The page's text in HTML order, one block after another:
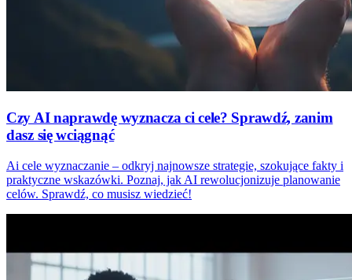
Czy AI naprawdę wyznacza ci cele? Sprawdź, zanim
dasz się wciągnąć
Ai cele wyznaczanie – odkryj najnowsze strategie, szokujące fakty i
praktyczne wskazówki. Poznaj, jak AI rewolucjonizuje planowanie
celów. Sprawdź, co musisz wiedzieć!